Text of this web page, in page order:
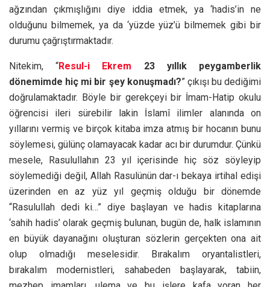
ağzından çıkmışlığını diye iddia etmek, ya ‘hadis’in ne
olduğunu bilmemek, ya da ‘yüzde yüz’ü bilmemek gibi bir
durumu çağrıştırmaktadır.
Nitekim, “Resul-i Ekrem 23 yıllık peygamberlik
dönemimde hiç mi bir şey konuşmadı?” çıkışı bu dediğimi
doğrulamaktadır. Böyle bir gerekçeyi bir İmam-Hatip okulu
öğrencisi ileri sürebilir lakin İslamî ilimler alanında on
yıllarını vermiş ve birçok kitaba imza atmış bir hocanın bunu
söylemesi, gülünç olamayacak kadar acı bir durumdur. Çünkü
mesele, Rasulullahın 23 yıl içerisinde hiç söz söyleyip
söylemediği değil, Allah Rasulünün dar-ı bekaya irtihal edişi
üzerinden en az yüz yıl geçmiş olduğu bir dönemde
“Rasulullah dedi ki…” diye başlayan ve hadis kitaplarına
‘sahih hadis’ olarak geçmiş bulunan, bugün de, halk islamının
en büyük dayanağını oluşturan sözlerin gerçekten ona ait
olup olmadığı meselesidir. Bırakalım oryantalistleri,
bırakalım modernistleri, sahabeden başlayarak, tabiin,